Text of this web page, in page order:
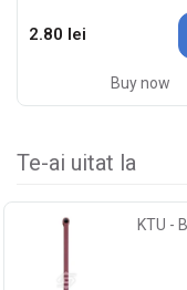
2.80 lei
Buy now
Te-ai uitat la
KTU -